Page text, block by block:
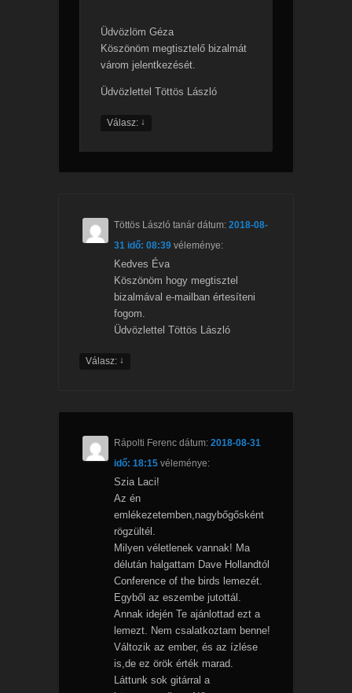
Üdvözlöm Géza
Köszönöm megtisztelő bizalmát
várom jelentkezését.
Üdvözlettel Töttös László
Válasz: ↓
Töttös László tanár dátum:2018-08-
31 idő: 08:39 véleménye:
Kedves Éva
Köszönöm hogy megtisztel
bizalmával e-mailban értesíteni
fogom.
Üdvözlettel Töttös László
Válasz: ↓
Rápolti Ferenc dátum:2018-08-31
idő: 18:15 véleménye:
Szia Laci!
Az én
emlékezetemben,nagybőgősként
rögzültél.
Milyen véletlenek vannak! Ma
délután halgattam Dave Hollandtól
Conference of the birds lemezét.
Egyből az eszembe jutottál.
Annak idején Te ajánlottad ezt a
lemezt. Nem csalatkoztam benne!
Változik az ember, és az ízlése
is,de ez örök érték marad.
Láttunk sok gitárral a